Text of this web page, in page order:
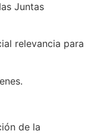
Juntas
relevancia para
de la